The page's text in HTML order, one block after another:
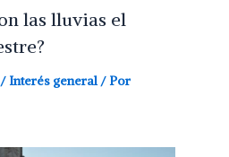
las lluvias el
/ Interés general/ Por